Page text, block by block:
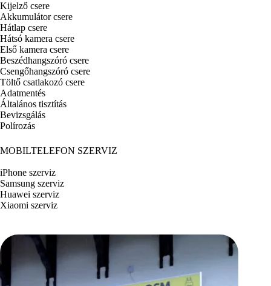
Kijelző csere
Akkumulátor csere
Hátlap csere
Hátsó kamera csere
Első kamera csere
Beszédhangszóró csere
Csengőhangszóró csere
Töltő csatlakozó csere
Adatmentés
Általános tisztítás
Bevizsgálás
Polírozás
MOBILTELEFON SZERVIZ
iPhone szerviz
Samsung szerviz
Huawei szerviz
Xiaomi szerviz